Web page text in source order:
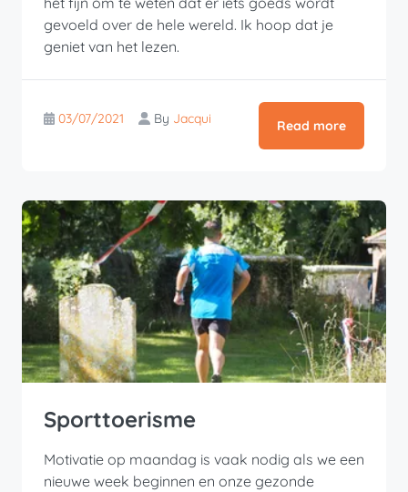
gevoeld over de hele wereld. Ik hoop dat je
geniet van het lezen.
03/07/2021 By Jacqui Read more
Sporttoerisme
Motivatie op maandag is vaak nodig als we een
nieuwe week beginnen en onze gezonde